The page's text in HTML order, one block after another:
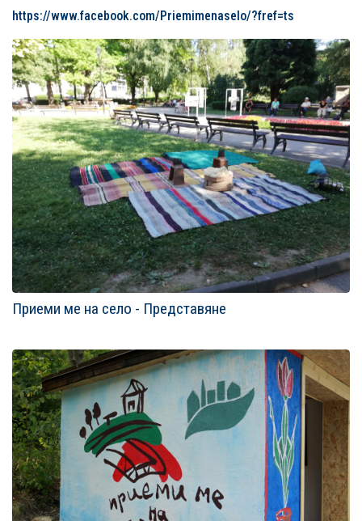
https://www.facebook.com/Priemimenaselo/?fref=ts
ФОТО ГАЛЕРИИ
Приеми ме на село - Представяне